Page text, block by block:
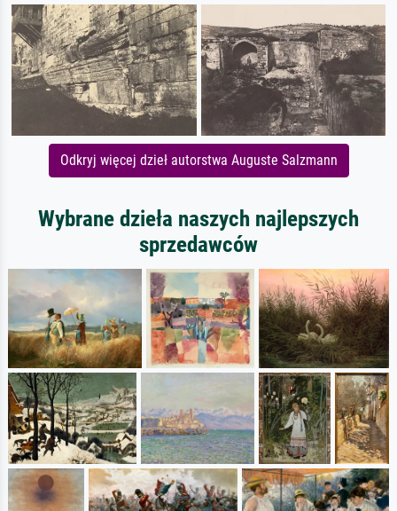
Odkryj więcej dzieł autorstwa Auguste Salzmann
Wybrane dzieła naszych najlepszych
sprzedawców